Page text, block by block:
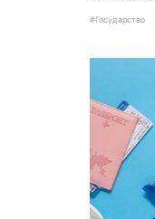
#Государство